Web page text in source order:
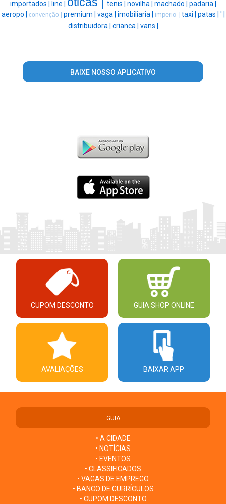
importados | line | tenis | novilha | machado | padaria |
aeropo | convenção | premium | vaga | imobiliaria | imperio | taxi | patas | ' |
distribuidora | crianca | vans |
BAIXE NOSSO APLICATIVO
CUPOM DESCONTO GUIA SHOP ONLINE
AVALIAÇÕES BAIXAR APP
GUIA
• A CIDADE
• NOTÍCIAS
• EVENTOS
• CLASSIFICADOS
• VAGAS DE EMPREGO
• BANCO DE CURRÍCULOS
• CUPOM DESCONTO